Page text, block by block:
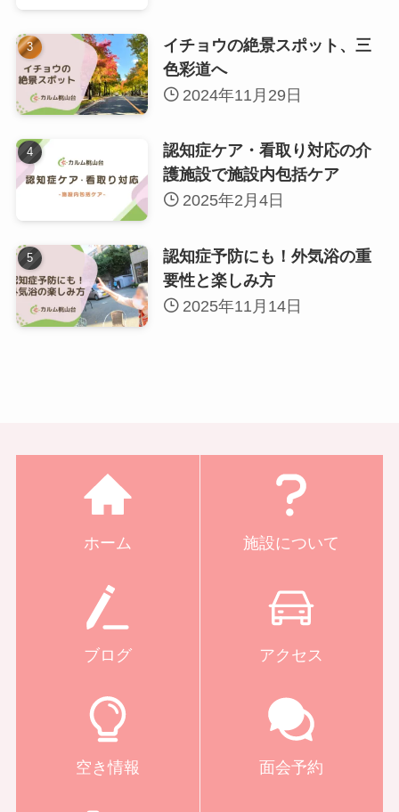
イチョウの絶景スポット、三
色彩道へ
2024年11月29日
認知症ケア・看取り対応の介
護施設で施設内包括ケア
2025年2月4日
認知症予防にも！外気浴の重
要性と楽しみ方
2025年11月14日
ホーム 施設について
ブログ アクセス
空き情報 面会予約